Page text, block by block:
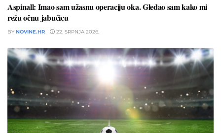
Aspinall: Imao sam užasnu operaciju oka. Gledao sam kako mi
režu očnu jabučicu
BY NOVINE.HR 22. SRPNJA 2026.